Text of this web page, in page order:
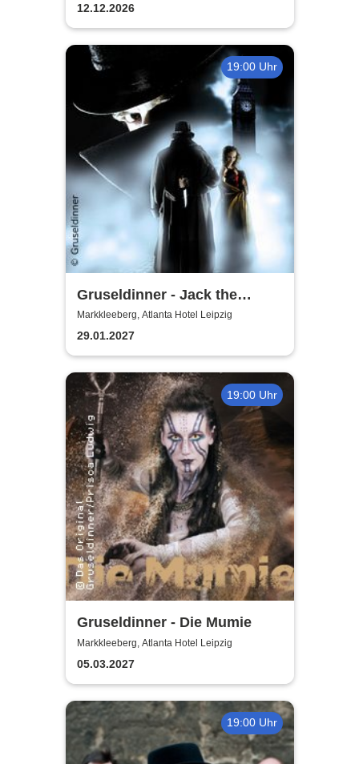
12.12.2026
19:00 Uhr
Gruseldinner - Jack the
Ripper
Markkleeberg, Atlanta Hotel Leipzig
29.01.2027
19:00 Uhr
Gruseldinner - Die Mumie
Markkleeberg, Atlanta Hotel Leipzig
05.03.2027
19:00 Uhr